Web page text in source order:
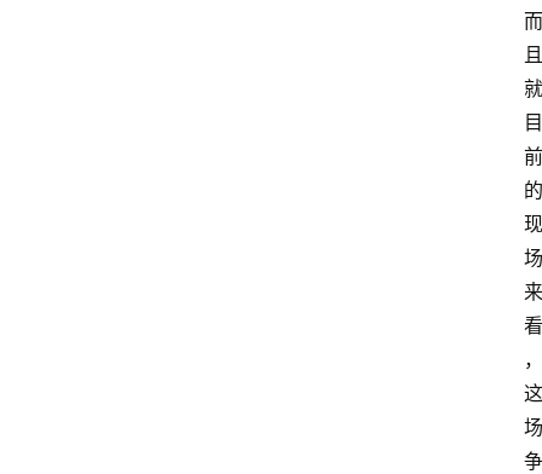
而
且
就
目
前
的
现
场
来
看
，
这
场
争